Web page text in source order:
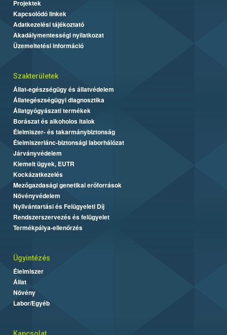
Projektek
Kapcsolódó linkek
Adatkezelési tájékoztató
Akadálymentességi nyilatkozat
Üzemeltetési információ
Szakterületek
Állat-egészségügy és állatvédelem
Állategészségügyi diagnosztika
Állatgyógyászati termékek
Borászat és alkoholos italok
Élelmiszer- és takarmánybiztonság
Élelmiszerlánc-biztonsági laborhálózat
Járványvédelem
Kiemelt ügyek, EUTR
Kockázatkezelés
Mezőgazdasági genetikai erőforrások
Növényvédelem
Nyilvántartási és Felügyeleti Díj
Rendszerszervezés és felügyelet
Termékpálya-ellenőrzés
Ügyintézés
Élelmiszer
Állat
Növény
Labor/Egyéb